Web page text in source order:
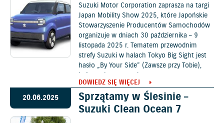
Suzuki Motor Corporation zaprasza na targi
Japan Mobility Show 2025, które Japońskie
Stowarzyszenie Producentów Samochodów
organizuje w dniach 30 października – 9
listopada 2025 r. Tematem przewodnim
strefy Suzuki w halach Tokyo Big Sight jest
hasło „By Your Side” (Zawsze przy Tobie),
które ogłoszono w lutym w tzw. nowym
średnioterminowym planie zarządzania.
DOWIEDZ SIĘ WIĘCEJ
20.06.2025
Sprzątamy w Ślesinie –
Suzuki Clean Ocean 7